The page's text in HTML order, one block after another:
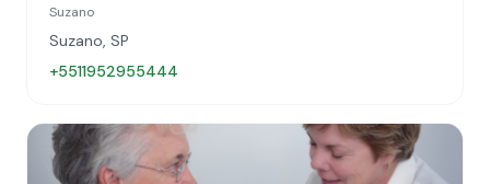
Suzano
Suzano, SP
+5511952955444